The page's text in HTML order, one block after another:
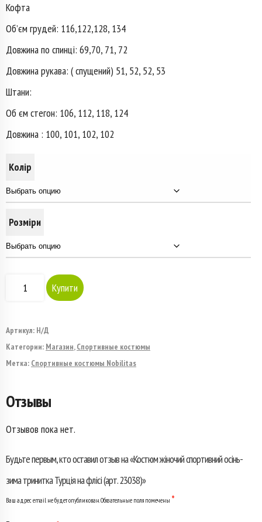
Кофта
Об’єм грудей: 116,122,128, 134
Довжина по спинці: 69,70, 71, 72
Довжина рукава: ( спущений) 51, 52, 52, 53
Штани:
Об єм стегон: 106, 112, 118, 124
Довжина : 100, 101, 102, 102
Колір
Розміри
Количество
Костюм
жіночий
осінь-
зима
на
Купити
Артикул: Н/Д
Категории: Магазин,Спортивные костюмы
Метка: Спортивные костюмы Nobilitas
Отзывы
Отзывов пока нет.
Будьте первым, кто оставил отзыв на «Костюм жіночий спортивний осінь-
зима тринитка Турція на флісі (арт. 23038)»
Ваш адрес email не будет опубликован. Обязательные поля помечены *